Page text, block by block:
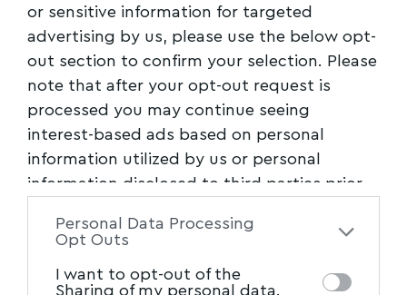
or sensitive information for targeted
advertising by us, please use the below opt-
out section to confirm your selection. Please
note that after your opt-out request is
processed you may continue seeing
interest-based ads based on personal
information utilized by us or personal
information disclosed to third parties prior
of the further disclosure of your personal
of downstream participants. This
Personal Data Processing
Opt Outs
I want to opt-out of the
Sharing of my personal data.